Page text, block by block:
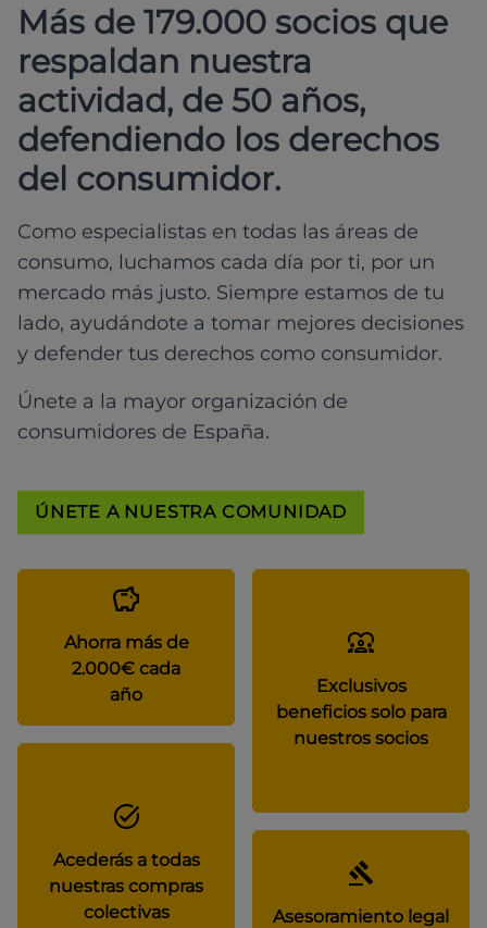
Más de 179.000 socios que
respaldan nuestra
actividad, de 50 años,
defendiendo los derechos
del consumidor.
Como especialistas en todas las áreas de
consumo, luchamos cada día por ti, por un
mercado más justo. Siempre estamos de tu
lado, ayudándote a tomar mejores decisiones
y defender tus derechos como consumidor.
Únete a la mayor organización de
consumidores de España.
ÚNETE A NUESTRA COMUNIDAD
Ahorra más de
2.000€ cada
año
Exclusivos
beneficios solo para
nuestros socios
Acederás a todas
nuestras compras
colectivas
Asesoramiento legal